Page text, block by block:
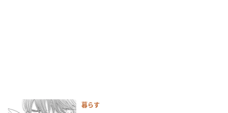
暮らす